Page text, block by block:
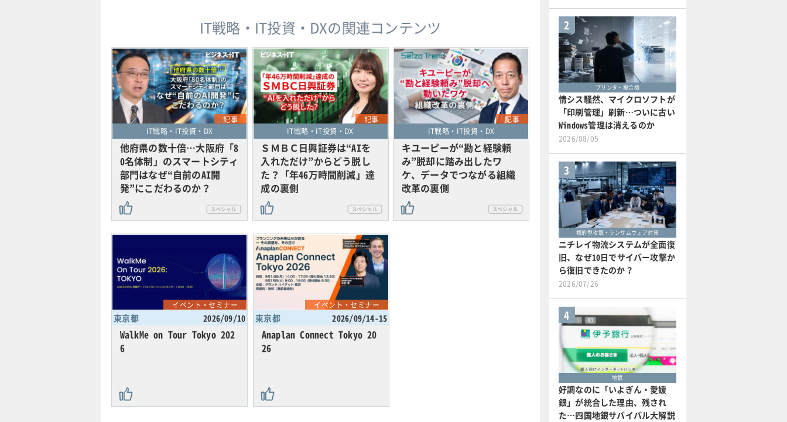
IT戦略・IT投資・DXの関連コンテンツ
記事
IT戦略・IT投資・DX
他府県の数十倍…大阪府「8
0名体制」のスマートシティ
部門はなぜ“自前のAI開
発”にこだわるのか？
記事
IT戦略・IT投資・DX
ＳＭＢＣ日興証券は“AIを
入れただけ”からどう脱し
た？「年46万時間削減」達
成の裏側
記事
IT戦略・IT投資・DX
キユーピーが“勘と経験頼
み”脱却に踏み出したワ
ケ、データでつながる組織
改革の裏側
イベント・セミナー
東京都 2026/09/10
WalkMe on Tour Tokyo 202
6
イベント・セミナー
東京都 2026/09/14-15
Anaplan Connect Tokyo 20
26
2
プリンタ・複合機
情シス騒然、マイクロソフトが
「印刷管理」刷新…ついに古い
Windows管理は消えるのか
2026/08/05
3
標的型攻撃・ランサムウェア対策
ニチレイ物流システムが全面復
旧、なぜ10日でサイバー攻撃か
ら復旧できたのか？
2026/07/26
4
地銀
好調なのに「いよぎん・愛媛
銀」が統合した理由、残され
た…四国地銀サバイバル大解説